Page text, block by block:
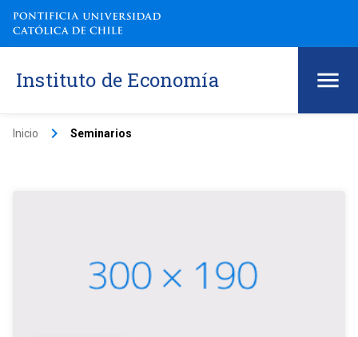
Instituto de Economía
Inicio keyboard_arrow_right Seminarios